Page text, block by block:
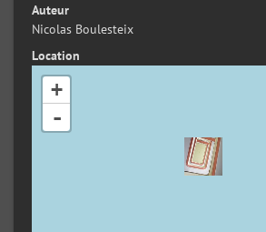
Auteur
Nicolas Boulesteix
Location
+
-